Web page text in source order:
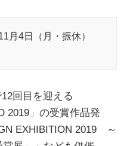
月4日（月・振休）
回目を迎える
2019」の受賞作品発
EXHIBITION 2019 ～